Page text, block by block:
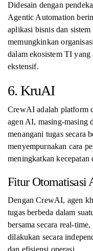
Didesain dengan
Agentic Automation
aplikasi bisnis dan
memungkinkan
dalam ekosistem TI yang
ekstensif.
6. KruAI
CrewAI adalah platform
agen AI, masing-masing
menangani tugas secara
menyempurnakan cara
meningkatkan kecepatan
Fitur Otomatisasi
Dengan CrewAI, agen
tugas berbeda dalam
bersama secara real-
dilakukan secara
dan efisiensi operasi.